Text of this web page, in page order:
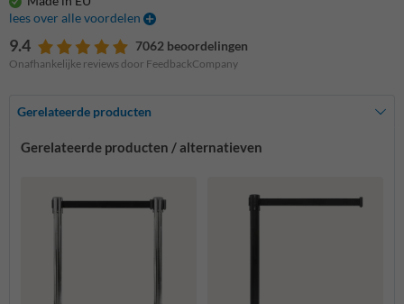
lees over alle voordelen
9.4 7062 beoordelingen
Onafhankelijke reviews door FeedbackCompany
Gerelateerde producten
Gerelateerde producten / alternatieven